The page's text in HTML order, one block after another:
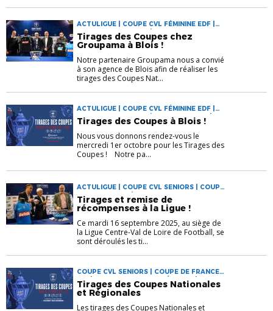
ACTULIGUE | COUPE CVL FÉMININE EDF |
COUPE CVL SENIORS | COUPE DE FRANCE
C.A | COUPE DE FRANCE FÉMININE | COUPE
GAMBARDELLA C.A | COUPE NIKE FÉMININE
U18 | COUPES NATIONALES | COUPES
RÉGIONALES
Tirages des Coupes chez
Groupama à Blois !
Notre partenaire Groupama nous a convié
à son agence de Blois afin de réaliser les
tirages des Coupes Nat...
ACTULIGUE | COUPE CVL FÉMININE EDF |
COUPE CVL SENIORS | COUPE CVL U18 |
COUPE DE FRANCE C.A | COUPE DE
FRANCE FÉMININE | COUPE GAMBARDELLA
C.A | COUPE NIKE FÉMININE U18 | COUPES
NATIONALES | COUPES RÉGIONALES
Tirages des Coupes à Blois !
Nous vous donnons rendez-vous le
mercredi 1er octobre pour les Tirages des
Coupes ! Notre pa...
ACTULIGUE | COUPE CVL SENIORS | COUPE
DE FRANCE C.A | COUPE DE FRANCE
FÉMININE | COUPE GAMBARDELLA C.A |
COUPE NIKE FÉMININE U18 | COUPES
NATIONALES | COUPES RÉGIONALES
Tirages et remise de
récompenses à la Ligue !
Ce mardi 16 septembre 2025, au siège de
la Ligue Centre-Val de Loire de Football, se
sont déroulés les ti...
COUPE CVL SENIORS | COUPE DE FRANCE
C.A | COUPE DE FRANCE FÉMININE | COUPE
GAMBARDELLA C.A | COUPE NIKE FÉMININE
U18 | COUPES NATIONALES | COUPES
RÉGIONALES
Tirages des Coupes Nationales
et Régionales
Les tirages des Coupes Nationales et